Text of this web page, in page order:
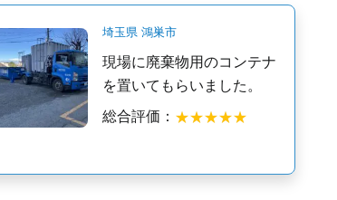
埼玉県 鴻巣市
現場に廃棄物用のコンテナ
を置いてもらいました。
総合評価：